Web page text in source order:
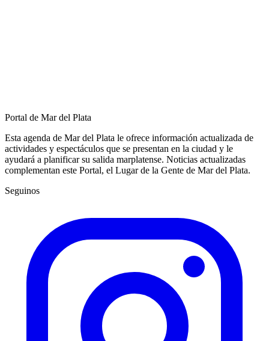
Portal de Mar del Plata
Esta agenda de Mar del Plata le ofrece información actualizada de
actividades y espectáculos que se presentan en la ciudad y le
ayudará a planificar su salida marplatense. Noticias actualizadas
complementan este Portal, el Lugar de la Gente de Mar del Plata.
Seguinos